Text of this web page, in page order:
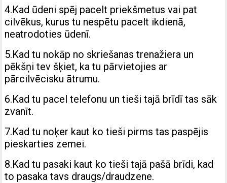
4.Kad ūdeni spēj pacelt priekšmetus vai pat
cilvēkus, kurus tu nespētu pacelt ikdienā,
neatrodoties ūdenī.
5.Kad tu nokāp no skriešanas trenažiera un
pēkšņi tev šķiet, ka tu pārvietojies ar
pārcilvēcisku ātrumu.
6.Kad tu pacel telefonu un tieši tajā brīdī tas sāk
zvanīt.
7.Kad tu noķer kaut ko tieši pirms tas paspējis
pieskarties zemei.
8.Kad tu pasaki kaut ko tieši tajā pašā brīdi, kad
to pasaka tavs draugs/draudzene.